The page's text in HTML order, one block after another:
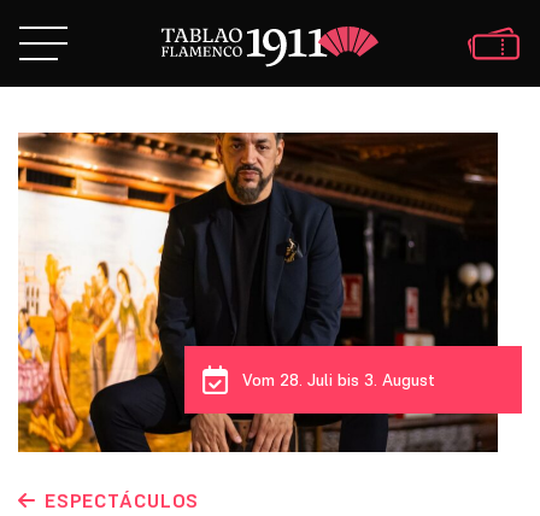
Vom 28. Juli bis 3. August
ESPECTÁCULOS